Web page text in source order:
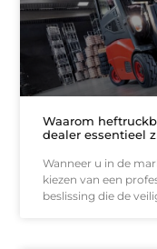
Waarom
dealer essentieel
Wanneer u in de
kiezen van een
beslissing die de